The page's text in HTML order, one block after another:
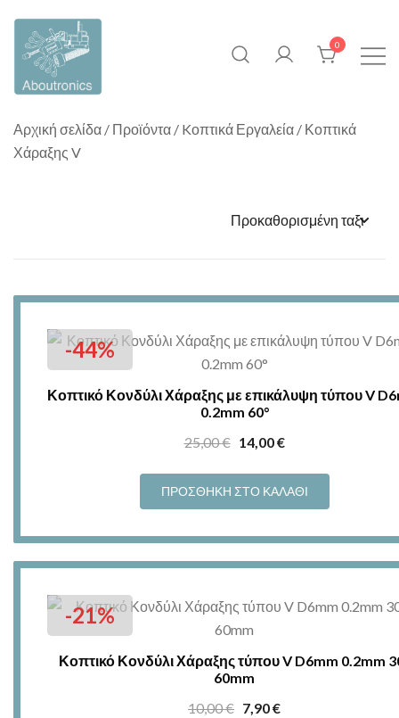
content
για να προσφέρει προϊόντα που
σχετίζονται με τον κλάδο της
εργαλεία εργαλειομηχανών
0
Αρχική σελίδα / Προϊόντα / Kοπτικά Εργαλεία / Κοπτικά
Χάραξης V
-44%
Κοπτικό Κονδύλι Χάραξης με επικάλυψη τύπου V
0.2mm 60°
25,00€ Original
was:
25,00 €.
14,00€Η
τιμή
είναι:
14,00 €.
ΠΡΟΣΘΉΚΗ ΣΤΟ ΚΑΛΆΘΙ
-21%
Κοπτικό Κονδύλι Χάραξης τύπου V D6mm 0.2mm
60mm
10,00€ Original
7,90€Η